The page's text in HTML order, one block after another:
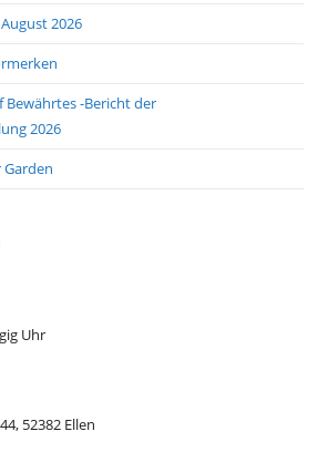
2026
-Bericht der
2026
Uhr
52382 Ellen